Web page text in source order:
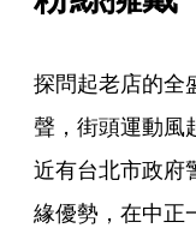
探問起老店的全
聲，街頭運動風
近有台北市政府
緣優勢，在中正